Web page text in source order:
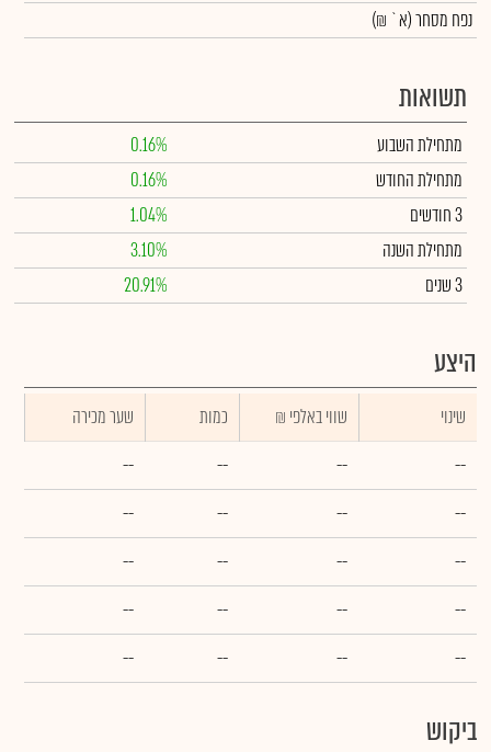
נפח מסחר(א` ₪)
תשואות
מתחילת השבוע
0.16%
מתחילת החודש
0.16%
3 חודשים
1.04%
מתחילת השנה
3.10%
3 שנים
20.91%
היצע
שינוי ₪ שווי באלפי כמות
שער מכירה
--
--
--
--
--
--
--
--
--
--
--
--
--
--
--
--
--
--
--
--
ביקוש